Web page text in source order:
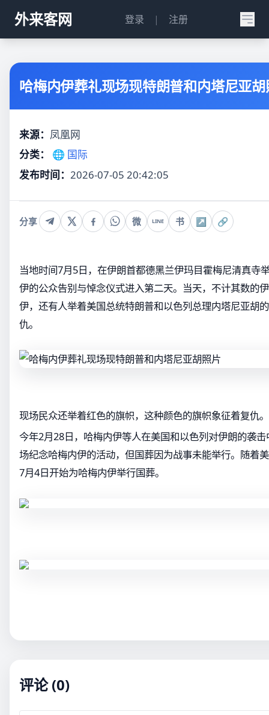
外来客网 登录 | 注册
哈梅内伊葬礼现场现特朗普和内塔尼亚
来源： 凤凰网
分类：
🌐 国际
发布时间： 2026-07-05 20:42:05
分享 微 LINE 书 ↗ 🔗
当地时间7月5日，在伊朗首都德黑兰伊玛目霍梅尼清真寺
伊的公众告别与悼念仪式进入第二天。当天，不计其数的
伊，还有人举着美国总统特朗普和以色列总理内塔尼亚胡
仇。
现场民众还举着红色的旗帜，这种颜色的旗帜象征着复仇。
今年2月28日，哈梅内伊等人在美国和以色列对伊朗的袭
场纪念哈梅内伊的活动，但国葬因为战事未能举行。随着
7月4日开始为哈梅内伊举行国葬。
评论 (0)